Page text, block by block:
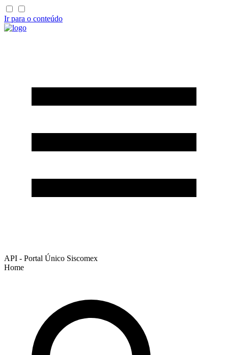
Ir para o conteúdo
API - Portal Único Siscomex
Home